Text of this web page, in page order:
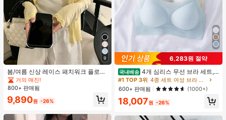
9
봄/여름 신상 레이스 패치워크 플로럴
트림 소프트 니트 가디건 경량 재킷 탑
여성용, 코티지코어 옐로우
거의 매진!
800+ 판매됨
9,890원 -26%
6,283원 절약
국내배송 4개 심리스 무선 브라 세트,
작은 가슴 보정, 초박형 통기성 아이스
실크 섹시 편안한 백리스 란제리 브라,
조절 가능
#1 TOP 3위
4종 세트 여성 브라 & 브랄렛
600+ 판매됨
(1000+)
18,007원 -26%